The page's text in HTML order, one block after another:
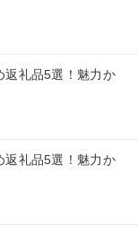
返礼品5選！魅力か
返礼品5選！魅力か